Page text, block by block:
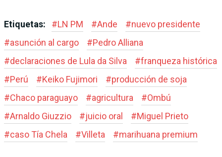
Etiquetas: #LN PM #Ande #nuevo presidente
#asunción al cargo #Pedro Alliana
#declaraciones de Lula da Silva #franqueza histórica
#Perú #Keiko Fujimori #producción de soja
#Chaco paraguayo #agricultura #Ombú
#Arnaldo Giuzzio #juicio oral #Miguel Prieto
#caso Tía Chela #Villeta #marihuana premium